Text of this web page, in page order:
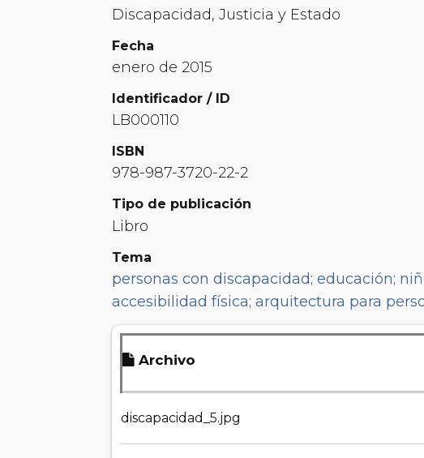
Discapacidad, Justicia y Estado
Fecha
enero de 2015
Identificador / ID
LB000110
ISBN
978-987-3720-22-2
Tipo de publicación
Libro
Tema
personas con discapacidad; educación;
accesibilidad física; arquitectura para
Archivo
discapacidad_5.jpg